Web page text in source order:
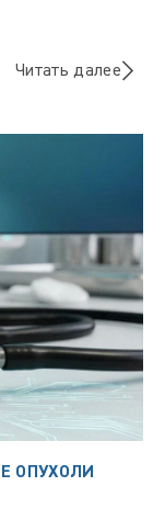
Читать далее
ОПУХОЛИ